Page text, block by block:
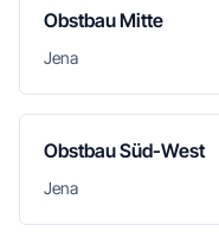
Obstbau Mitte
Jena
Obstbau Süd-West
Jena